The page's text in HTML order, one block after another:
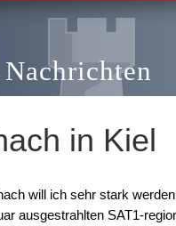
Nachrichten
in Kiel
will ich sehr stark
ausgestrahlten SAT1-